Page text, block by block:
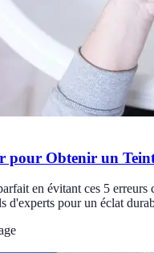
pour Obtenir un
en évitant ces 5 erreurs
d'experts pour un éclat